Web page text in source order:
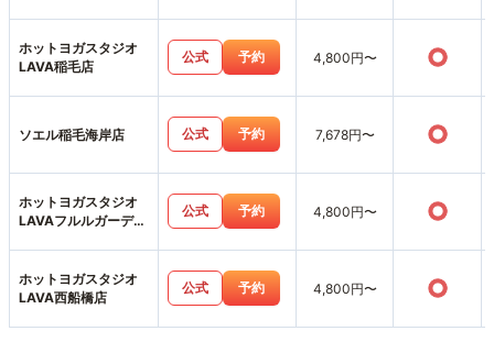
ホットヨガスタジオ
LAVA稲毛店
公式 予約 4,800円〜 ○
ソエル稲毛海岸店 公式 予約 7,678円〜 ○
ホットヨガスタジオ
LAVAフルルガーデン
公式 予約 4,800円〜 ○
ホットヨガスタジオ
LAVA西船橋店
公式 予約 4,800円〜 ○